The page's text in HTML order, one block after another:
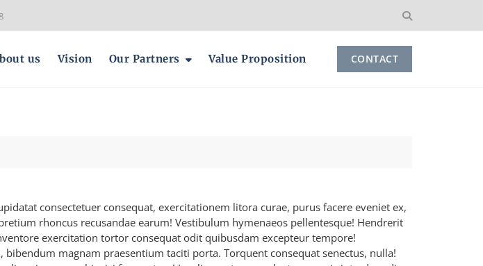
us Vision Our Partners Value Proposition CONTACT
consectetuer consequat, exercitationem litora curae, purus facere eveniet ex,
rhoncus recusandae earum! Vestibulum hymenaeos pellentesque! Hendrerit
exercitation tortor consequat odit quibusdam excepteur tempore!
magnam praesentium taciti porta. Torquent consequat senectus, nulla!